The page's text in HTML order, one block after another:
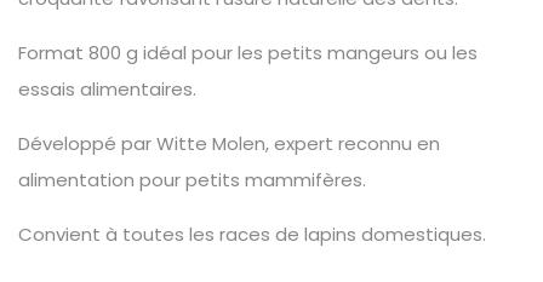
Format 800 g idéal pour les petits mangeurs ou les
essais alimentaires.
Développé par Witte Molen, expert reconnu en
alimentation pour petits mammifères.
Convient à toutes les races de lapins domestiques.